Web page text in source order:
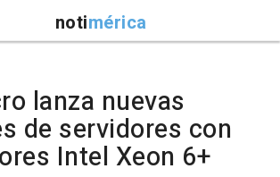
notimérica
lanza nuevas
de servidores con
Intel Xeon 6+